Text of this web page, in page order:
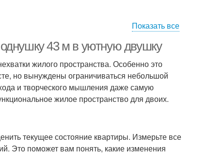
Показать все
43 м в уютную двушку
жилого пространства. Особенно это
но вынуждены ограничиваться небольшой
и творческого мышления даже самую
жилое пространство для двоих.
текущее состояние квартиры. Измерьте все
Это поможет вам понять, какие изменения